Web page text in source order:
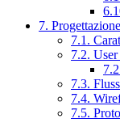
7.
7.1.
7.2.
7.3.
7.4.
7.5.